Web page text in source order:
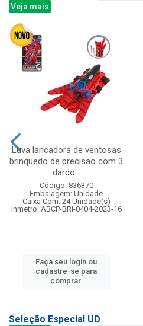
Veja mais
Luva lancadora de ventosas
brinquedo de precisao com 3
dardo...
Código: 836370
Embalagem: Unidade
Caixa Com: 24 Unidade(s)
Inmetro: ABCP-BRI-0404-2023-16
Faça seu login ou
cadastre-se para
comprar.
Seleção Especial UD